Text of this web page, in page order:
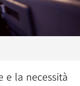
e la necessità